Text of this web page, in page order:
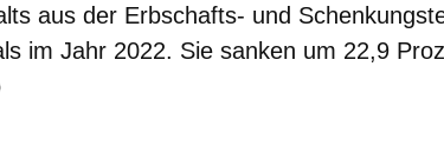
aus der Erbschafts- und
im Jahr 2022. Sie sanken um 22,9